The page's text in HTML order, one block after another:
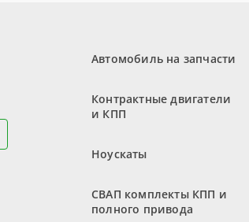
Автомобиль на запчасти
Контрактные двигатели
и КПП
Ноускаты
СВАП комплекты КПП и
полного привода